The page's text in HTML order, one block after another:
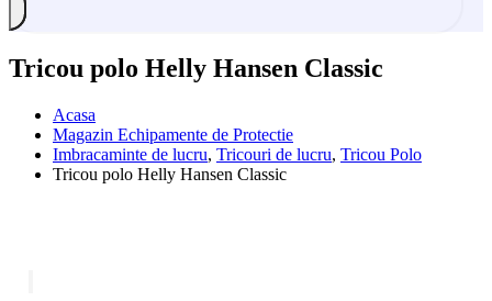
Tricou polo Helly Hansen Classic
Acasa
Magazin Echipamente de Protectie
Imbracaminte de lucru, Tricouri de lucru, Tricou Polo
Tricou polo Helly Hansen Classic